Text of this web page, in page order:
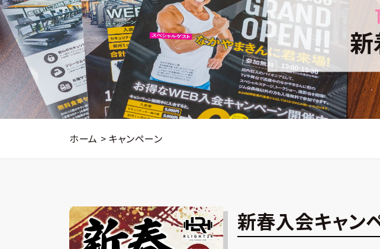
ツ
へ
ス
キ
ッ
プ
す
ホーム > キャンペーン
新春入会キャン